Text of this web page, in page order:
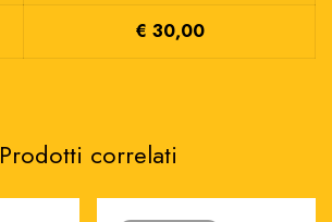
€ 30,00
Prodotti correlati